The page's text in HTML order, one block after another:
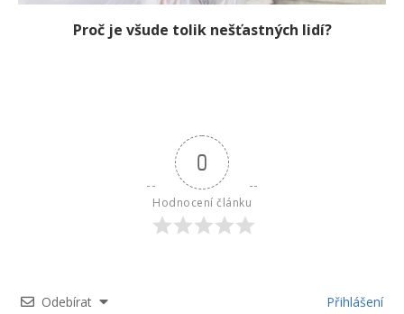
Proč je všude tolik nešťastných lidí?
0
Hodnocení článku
Odebírat Přihlášení